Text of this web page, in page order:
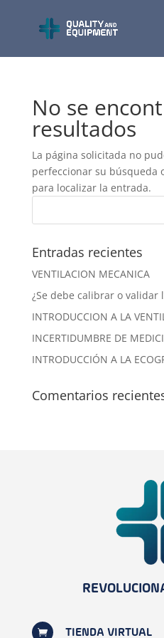
No se
resultados
La página solicitada no
perfeccionar su búsqueda
para localizar la entrada.
Entradas recientes
VENTILACION MECANICA
¿Se debe calibrar o validar
INTRODUCCION A LA
INCERTIDUMBRE DE
INTRODUCCIÓN A LA
Comentarios
 TIENDA VIRTUAL